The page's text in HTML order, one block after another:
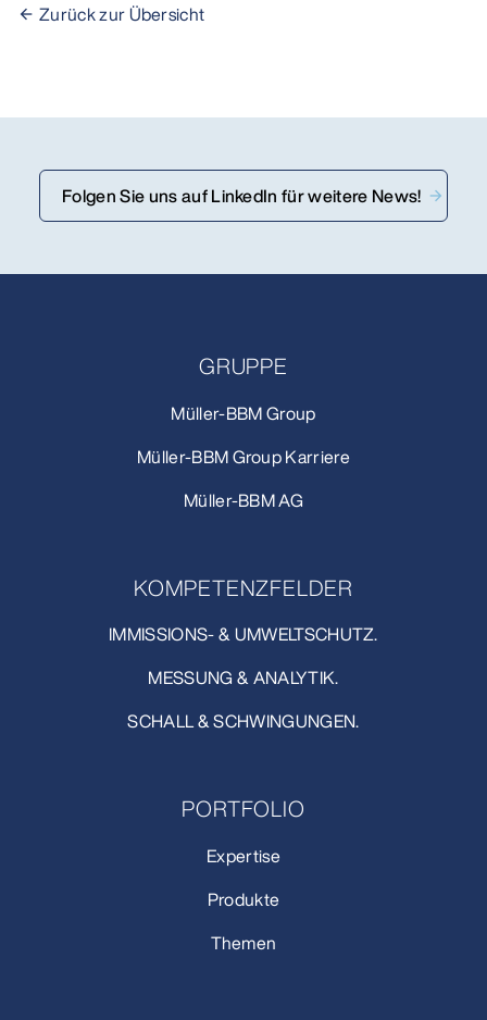
Zurück zur Übersicht
Folgen Sie uns auf LinkedIn für weitere News!
GRUPPE
Müller-BBM Group
Müller-BBM Group Karriere
Müller-BBM AG
KOMPETENZFELDER
IMMISSIONS- & UMWELTSCHUTZ.
MESSUNG & ANALYTIK.
SCHALL & SCHWINGUNGEN.
PORTFOLIO
Expertise
Produkte
Themen